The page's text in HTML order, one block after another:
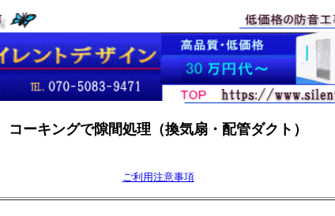
コーキングで隙間処理（換気扇・配管ダクト）
ご利用注意事項